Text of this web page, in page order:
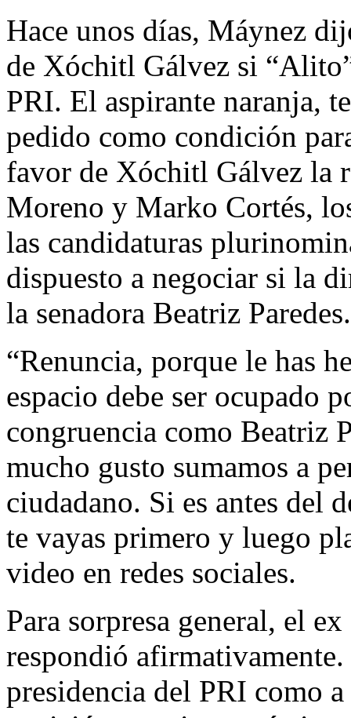
Hace unos días, Máynez
de Xóchitl Gálvez si
PRI. El aspirante naranja,
pedido como condición
favor de Xóchitl Gálvez la
Moreno y Marko Cortés,
las candidaturas
dispuesto a negociar si la
la senadora Beatriz Paredes.
“Renuncia, porque le has
espacio debe ser ocupado
congruencia como Beatriz
mucho gusto sumamos a
ciudadano. Si es antes del
te vayas primero y luego
video en redes sociales.
Para sorpresa general, el
respondió
presidencia del PRI como